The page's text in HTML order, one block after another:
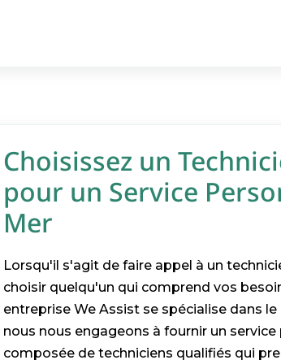
Choisissez un
pour un Service
Mer
Lorsqu'il s'agit de faire appel à un
choisir quelqu'un qui comprend vos
entreprise We Assist se spécialise dans
nous nous engageons à fournir un
composée de techniciens qualifiés qui